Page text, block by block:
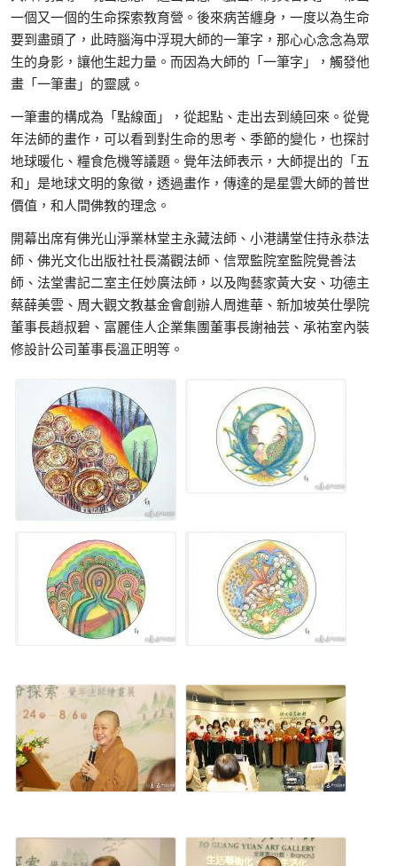
一個又一個的生命探索教育營。後來病苦纏身，一度以為生命
要到盡頭了，此時腦海中浮現大師的一筆字，那心心念念為眾
生的身影，讓他生起力量。而因為大師的「一筆字」，觸發他
畫「一筆畫」的靈感。
一筆畫的構成為「點線面」，從起點、走出去到繞回來。從覺
年法師的畫作，可以看到對生命的思考、季節的變化，也探討
地球暖化、糧食危機等議題。覺年法師表示，大師提出的「五
和」是地球文明的象徵，透過畫作，傳達的是星雲大師的普世
價值，和人間佛教的理念。
開幕出席有佛光山淨業林堂主永藏法師、小港講堂住持永恭法
師、佛光文化出版社社長滿觀法師、信眾監院室監院覺善法
師、法堂書記二室主任妙廣法師，以及陶藝家黃大安、功德主
蔡薛美雲、周大觀文教基金會創辦人周進華、新加坡英仕學院
董事長趙叔碧、富麗佳人企業集團董事長謝袖芸、承祐室內裝
修設計公司董事長溫正明等。